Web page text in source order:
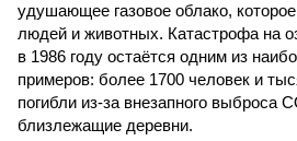
удушающее газовое облако,
людей и животных. Катастрофа на
в 1986 году остаётся одним из
примеров: более 1700 человек и
погибли из-за внезапного выброса
близлежащие деревни.